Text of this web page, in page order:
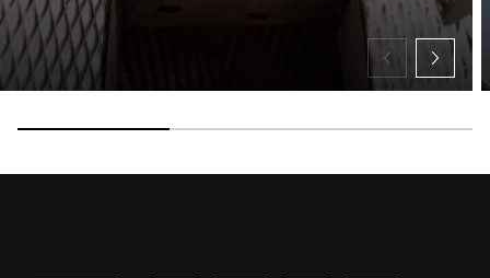
Declaración de protección de datos